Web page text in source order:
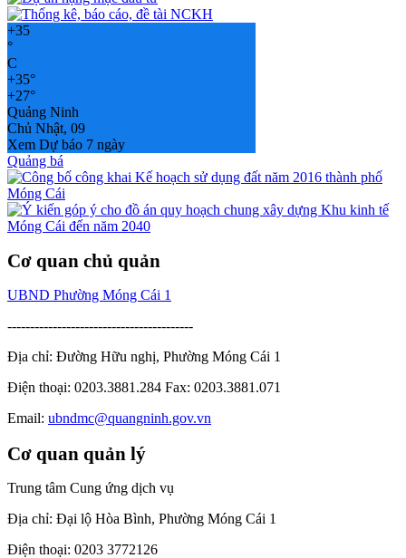
+35
°
C
+35°
+27°
Quảng Ninh
Chủ Nhật, 09
Xem Dự báo 7 ngày
Quảng bá
Cơ quan chủ quản
UBND Phường Móng Cái 1
-----------------------------------------
Địa chỉ: Đường Hữu nghị, Phường Móng Cái 1
Điện thoại: 0203.3881.284 Fax: 0203.3881.071
Email: ubndmc@quangninh.gov.vn
Cơ quan quản lý
Trung tâm Cung ứng dịch vụ
Địa chỉ: Đại lộ Hòa Bình, Phường Móng Cái 1
Điện thoại: 0203 3772126